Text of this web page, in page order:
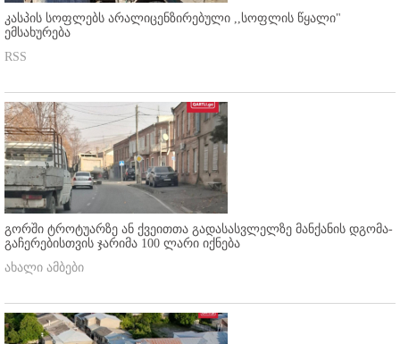
კასპის სოფლებს არალიცენზირებული ,,სოფლის წყალი"
ემსახურება
RSS
გორში ტროტუარზე ან ქვეითთა გადასასვლელზე მანქანის დგომა-
გაჩერებისთვის ჯარიმა 100 ლარი იქნება
ახალი ამბები